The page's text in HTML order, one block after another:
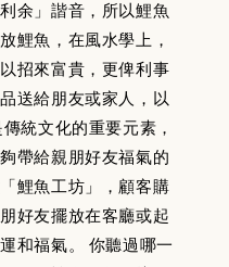
余」諧音，所以鯉魚
鯉魚，在風水學上，
招來富貴，更俾利事
送給朋友或家人，以
統文化的重要元素，
帶給親朋好友福氣的
鯉魚工坊」，顧客購
好友擺放在客廳或起
和福氣。 你聽過哪一